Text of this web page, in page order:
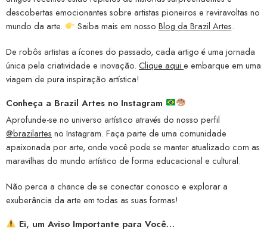
descobertas emocionantes sobre artistas pioneiros e reviravoltas no
mundo da arte.
Saiba mais em nosso Blog da Brazil Artes.
De robôs artistas a ícones do passado, cada artigo é uma jornada
única pela criatividade e inovação. Clique aqui e embarque em uma
viagem de pura inspiração artística!
Conheça a Brazil Artes no Instagram
Aprofunde-se no universo artístico através do nosso perfil
@brazilartes no Instagram. Faça parte de uma comunidade
apaixonada por arte, onde você pode se manter atualizado com as
maravilhas do mundo artístico de forma educacional e cultural.
Não perca a chance de se conectar conosco e explorar a
exuberância da arte em todas as suas formas!
Ei, um Aviso Importante para Você…